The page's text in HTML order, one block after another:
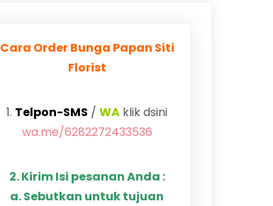
Cara Order Bunga Papan Siti
Florist
1. Telpon-SMS / WA klik dsini
wa.me/6282272433536
2. Kirim Isi pesanan Anda :
a. Sebutkan untuk tujuan